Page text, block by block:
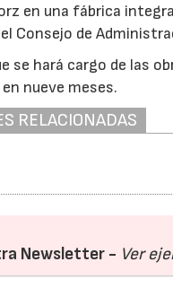
en una fábrica
Consejo de
se hará cargo de las
nueve meses.
RELACIONADAS
Newsletter - Ver